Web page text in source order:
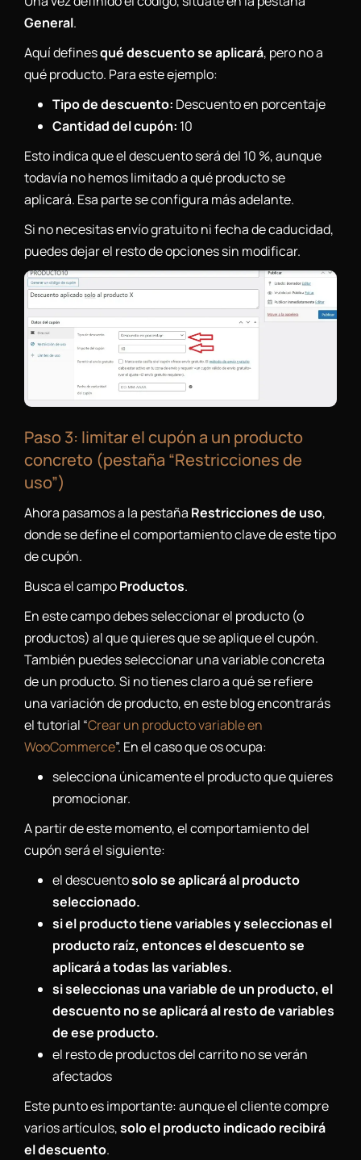
General.
Aquí definesqué descuento se aplicará, pero no a
qué producto. Para este ejemplo:
Tipo de descuento: Descuento en porcentaje
Cantidad del cupón: 10
Esto indica que el descuento será del 10 %, aunque
todavía no hemos limitado a qué producto se
aplicará. Esa parte se configura más adelante.
Si no necesitas envío gratuito ni fecha de caducidad,
puedes dejar el resto de opciones sin modificar.
Paso 3: limitar el cupón a un producto
concreto (pestaña “Restricciones de
uso”)
Ahora pasamos a la pestaña Restricciones de uso,
donde se define el comportamiento clave de este tipo
de cupón.
Busca el campoProductos.
En este campo debes seleccionar el producto (o
productos) al que quieres que se aplique el cupón.
También puedes seleccionar una variable concreta
de un producto. Si no tienes claro a qué se refiere
una variación de producto, en este blog encontrarás
el tutorial “Crear un producto variable en
WooCommerce”. En el caso que os ocupa:
selecciona únicamente el producto que quieres
promocionar.
A partir de este momento, el comportamiento del
cupón será el siguiente:
el descuentosolo se aplicará al producto
seleccionado.
si el producto tiene variables y seleccionas el
producto raíz, entonces el descuento se
aplicará a todas las variables.
si seleccionas una variable de un producto, el
descuento no se aplicará al resto de variables
de ese producto.
el resto de productos del carrito no se verán
afectados
Este punto es importante: aunque el cliente compre
varios artículos,solo el producto indicado recibirá
el descuento.